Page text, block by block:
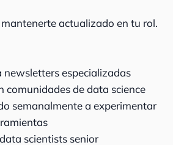
actualizado en tu rol.
newsletters especializadas
comunidades de data science
semanalmente a experimentar
scientists senior